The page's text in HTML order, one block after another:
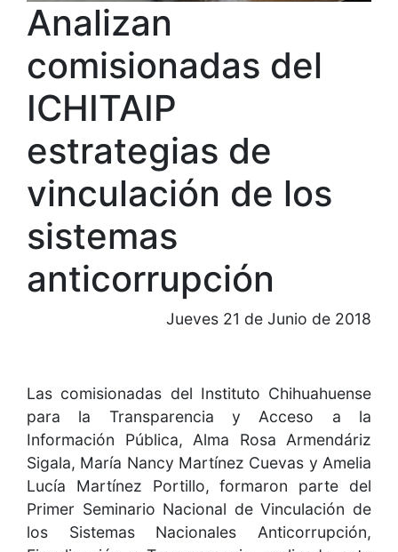
Analizan
comisionadas del
ICHITAIP
estrategias de
vinculación de los
sistemas
anticorrupción
Jueves 21 de Junio de 2018
Las comisionadas del Instituto Chihuahuense
para la Transparencia y Acceso a la
Información Pública, Alma Rosa Armendáriz
Sigala, María Nancy Martínez Cuevas y Amelia
Lucía Martínez Portillo, formaron parte del
Primer Seminario Nacional de Vinculación de
los Sistemas Nacionales Anticorrupción,